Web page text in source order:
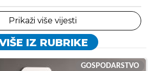
Prikaži više vijesti
IZ RUBRIKE
GOSPODARSTVO